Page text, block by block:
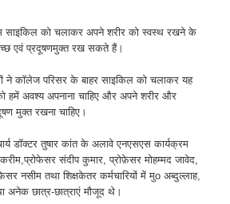
को चलाकर अपने शरीर को स्वस्थ रखने के
एवं प्रदूषणमुक्त रख सकते हैं।
ने कॉलेज परिसर के बाहर साइकिल को चलाकर यह
हमें अवश्य अपनाना चाहिए और अपने शरीर और
मुक्त रखना चाहिए।
डॉक्टर तुषार कांत के अलावे एनएसएस कार्यक्रम
संदीप कुमार, प्रोफ़ेसर मोहम्मद जावेद,
नसीम तथा शिक्षकेतर कर्मचारियों में मुo अब्दुल्लाह,
अनेक छात्र-छात्राएं मौजूद थे।